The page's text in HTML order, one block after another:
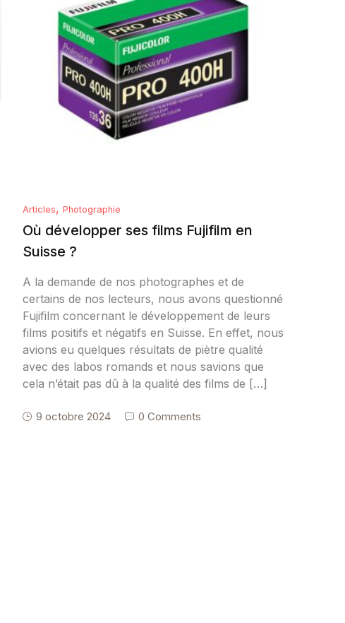
Articles, Photographie
Où développer ses films Fujifilm en
Suisse ?
A la demande de nos photographes et de
certains de nos lecteurs, nous avons questionné
Fujifilm concernant le développement de leurs
films positifs et négatifs en Suisse. En effet, nous
avions eu quelques résultats de piètre qualité
avec des labos romands et nous savions que
cela n’était pas dû à la qualité des films de […]
9 octobre 2024 0 Comments